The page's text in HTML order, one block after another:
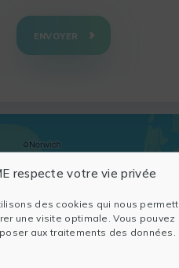
respecte votre vie privée
des cookies qui nous
une visite optimale. Vous pouvez
aux traitements des données.
ENVOYER